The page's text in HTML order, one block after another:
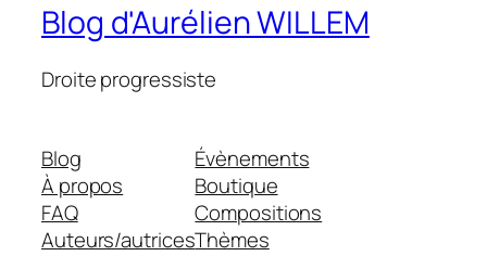
Blog d'Aurélien WILLEM
Droite progressiste
Blog
À propos
FAQ
Auteurs/autrices
Évènements
Boutique
Compositions
Thèmes